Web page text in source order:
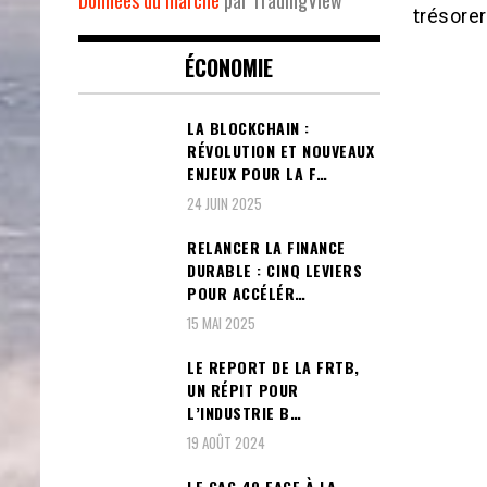
ÉCONOMIE
LA BLOCKCHAIN :
RÉVOLUTION ET NOUVEAUX
ENJEUX POUR LA F…
24 JUIN 2025
RELANCER LA FINANCE
DURABLE : CINQ LEVIERS
POUR ACCÉLÉR…
15 MAI 2025
LE REPORT DE LA FRTB,
UN RÉPIT POUR
L’INDUSTRIE B…
19 AOÛT 2024